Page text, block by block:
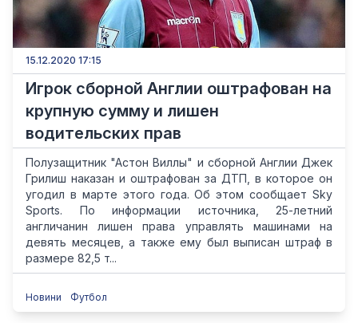
15.12.2020 17:15
Игрок сборной Англии оштрафован на
крупную сумму и лишен
водительских прав
Полузащитник "Астон Виллы" и сборной Англии Джек
Грилиш наказан и оштрафован за ДТП, в которое он
угодил в марте этого года. Об этом сообщает Sky
Sports. По информации источника, 25-летний
англичанин лишен права управлять машинами на
девять месяцев, а также ему был выписан штраф в
размере 82,5 т...
Новини Футбол